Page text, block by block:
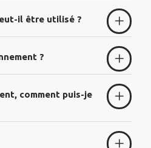
il être utilisé ?
?
comment puis-je